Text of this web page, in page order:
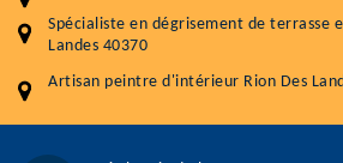
Spécialiste en dégrisement de terrasse
Landes 40370
Artisan peintre d'intérieur Rion Des
Artisant local recommander